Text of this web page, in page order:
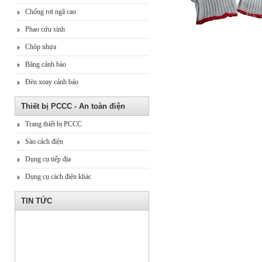
Chống rơi ngã cao
Phao cứu sinh
Chóp nhựa
Băng cảnh báo
Đèn xoay cảnh báo
Thiết bị PCCC - An toàn điện
Trang thiết bị PCCC
Sào cách điện
Dụng cụ tiếp địa
Dụng cụ cách điện khác
TIN TỨC